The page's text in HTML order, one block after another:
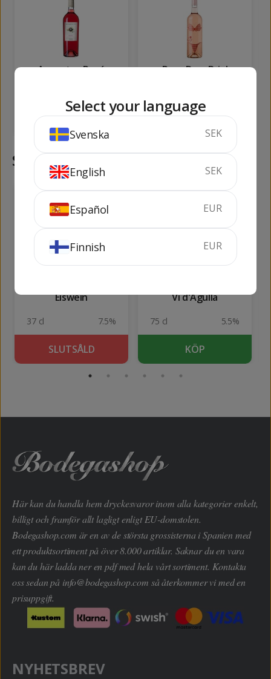
Augustus Rosé Rozy Dom Brial
Samma kategori
Eiswein
37 cl 7.5%
SLUTSÅLD
kr
Vi d'Agulla
75 cl 5.5%
KÖP
Här kan du handla hem dryckesvaror inom alla kategorier enkelt,
billigt och framför allt lagligt enligt EU-domstolen.
Bodegashop.com är en av de största grossisterna i Spanien med
ett produktsortiment på över 8.000 artiklar. Saknar du en vara
kan du här ladda ner en pdf med hela vårt sortiment. Kontakta
oss sedan på info@bodegashop.com så återkommer vi med en
prisuppgift.
NYHETSBREV
Select your language
Svenska SEK
English SEK
Español EUR
Finnish EUR